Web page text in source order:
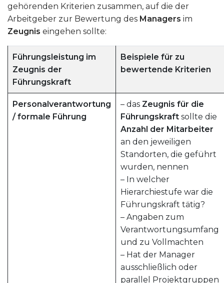
gehörenden Kriterien zusammen, auf die der
Arbeitgeber zur Bewertung des Managers im
Zeugnis eingehen sollte:
Führungsleistung im
Zeugnis der
Führungskraft
Beispiele für zu
bewertende Kriterien
Personalverantwortung
/ formale Führung
– das Zeugnis für die
Führungskraft sollte die
Anzahl der Mitarbeiter
an den jeweiligen
Standorten, die geführt
wurden, nennen
– In welcher
Hierarchiestufe war die
Führungskraft tätig?
– Angaben zum
Verantwortungsumfang
und zu Vollmachten
– Hat der Manager
ausschließlich oder
parallel Projektgruppen